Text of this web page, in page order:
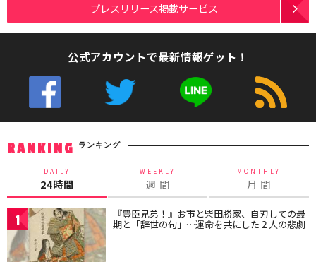
プレスリリース掲載サービス
公式アカウントで最新情報ゲット！
RANKING ランキング
DAILY
24時間
WEEKLY
週 間
MONTHLY
月 間
1 『豊臣兄弟！』お市と柴田勝家、自刃しての最
期と「辞世の句」…運命を共にした２人の悲劇